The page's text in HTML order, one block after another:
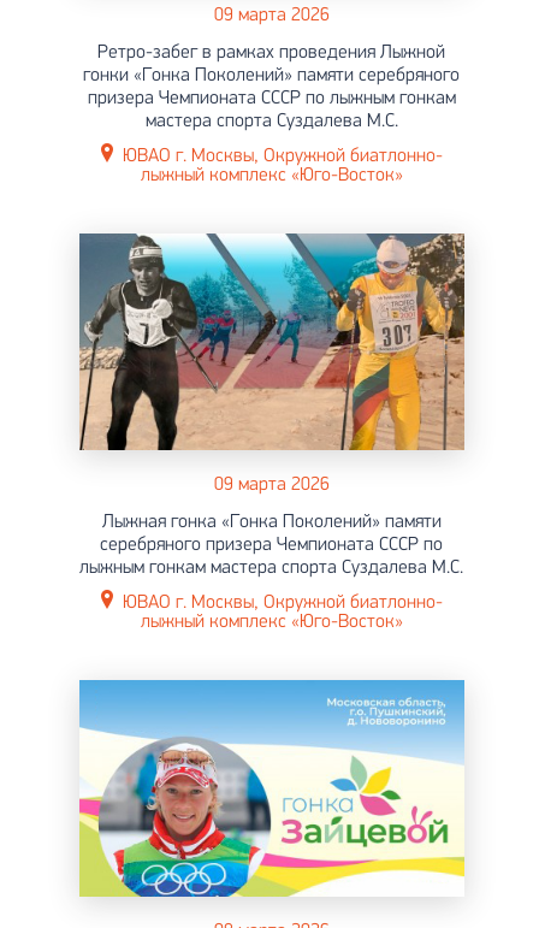
09 марта 2026
Ретро-забег в рамках проведения Лыжной
гонки «Гонка Поколений» памяти серебряного
призера Чемпионата СССР по лыжным гонкам
мастера спорта Суздалева М.С.
ЮВАО г. Москвы, Окружной биатлонно-
лыжный комплекс «Юго-Восток»
09 марта 2026
Лыжная гонка «Гонка Поколений» памяти
серебряного призера Чемпионата СССР по
лыжным гонкам мастера спорта Суздалева М.C.
ЮВАО г. Москвы, Окружной биатлонно-
лыжный комплекс «Юго-Восток»